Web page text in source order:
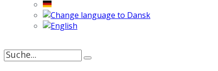
Suche